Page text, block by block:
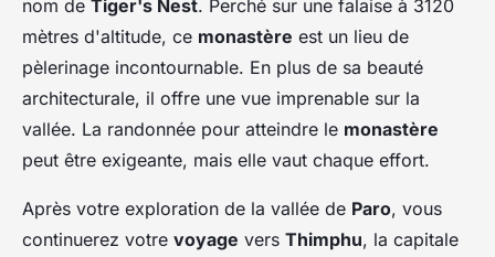
nom de Tiger's Nest. Perché sur une falaise à 3120
mètres d'altitude, ce monastère est un lieu de
pèlerinage incontournable. En plus de sa beauté
architecturale, il offre une vue imprenable sur la
vallée. La randonnée pour atteindre le monastère
peut être exigeante, mais elle vaut chaque effort.
Après votre exploration de la vallée de Paro, vous
continuerez votre voyage vers Thimphu, la capitale